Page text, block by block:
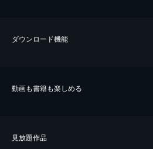
ダウンロード機能
動画も書籍も楽しめる
⾒放題作品